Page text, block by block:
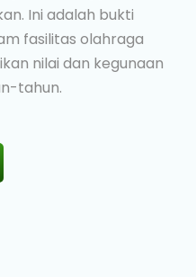
Ini adalah bukti
fasilitas olahraga
nilai dan kegunaan
tahun.